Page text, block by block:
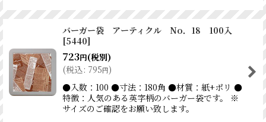
バーガー袋 アーティクル No．18 100入
[5440]
723円(税別)
(税込: 795円)
●入数：100 ●寸法：180角 ●材質：紙+ポリ ●
特徴：人気のある英字柄のバーガー袋です。 ※
サイズのご確認をお願い致します。